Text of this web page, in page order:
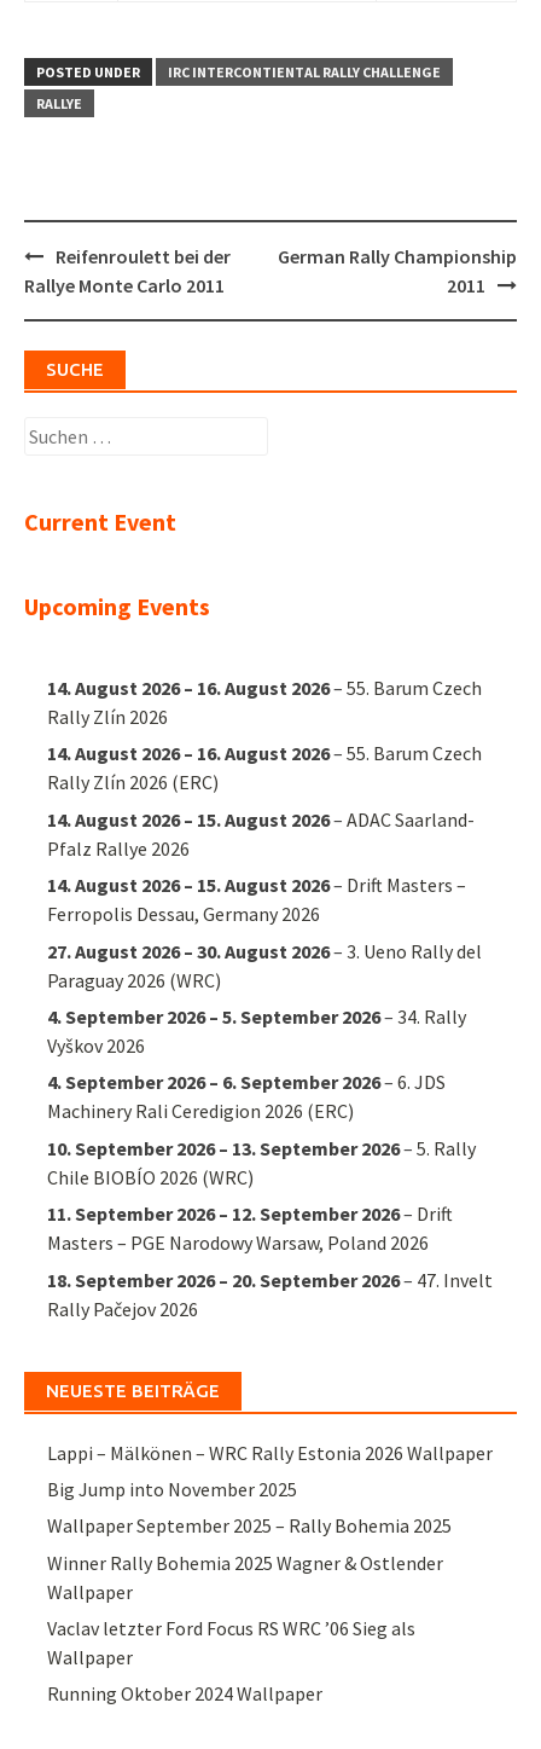
POSTED UNDER
IRC INTERCONTIENTAL RALLY CHALLENGE
RALLYE
Post
navigation
Reifenroulett bei der
Rallye Monte Carlo 2011
German Rally Championship
2011
SUCHE
Suchen
Current Event
Upcoming Events
14. August 2026– 16. August 2026–55. Barum Czech
Rally Zlín 2026
14. August 2026– 16. August 2026–55. Barum Czech
Rally Zlín 2026 (ERC)
14. August 2026– 15. August 2026–ADAC Saarland-
Pfalz Rallye 2026
14. August 2026– 15. August 2026– Drift Masters –
Ferropolis Dessau, Germany 2026
27. August 2026– 30. August 2026–3. Ueno Rally del
Paraguay 2026 (WRC)
4. September 2026– 5. September 2026–34. Rally
Vyškov 2026
4. September 2026– 6. September 2026–6. JDS
Machinery Rali Ceredigion 2026 (ERC)
10. September 2026– 13. September 2026–5. Rally
Chile BIOBÍO 2026 (WRC)
11. September 2026– 12. September 2026– Drift
Masters – PGE Narodowy Warsaw, Poland 2026
18. September 2026– 20. September 2026– 47. Invelt
Rally Pačejov 2026
NEUESTE BEITRÄGE
Lappi – Mälkönen – WRC Rally Estonia 2026 Wallpaper
Big Jump into November 2025
Wallpaper September 2025 – Rally Bohemia 2025
Winner Rally Bohemia 2025 Wagner & Ostlender
Wallpaper
Vaclav letzter Ford Focus RS WRC ’06 Sieg als
Wallpaper
Running Oktober 2024 Wallpaper